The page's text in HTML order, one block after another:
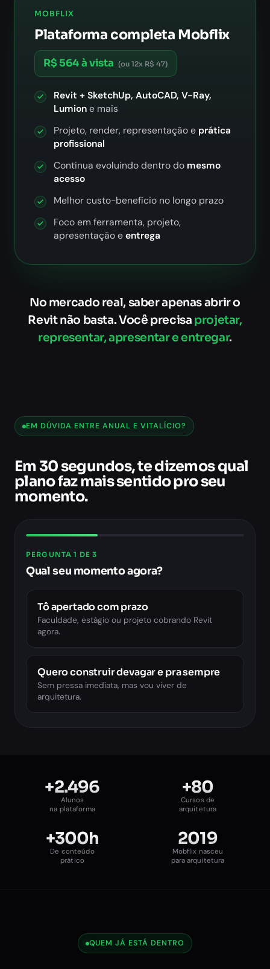
MOBFLIX
Plataforma completa Mobflix
R$ 564 à vista (ou 12x R$ 47)
Revit + SketchUp, AutoCAD, V-Ray,
Lumione mais
Projeto, render, representação e prática
profissional
Continua evoluindo dentro do mesmo
acesso
Melhor custo-benefício no longo prazo
Foco em ferramenta, projeto,
apresentação eentrega
No mercado real, saber apenas abrir o
Revit não basta. Você precisa projetar,
representar, apresentar e entregar.
EM DÚVIDA ENTRE ANUAL E VITALÍCIO?
Em 30 segundos, te dizemos qual
plano faz mais sentido pro seu
momento.
PERGUNTA 1 DE 3
Qual seu momento agora?
Tô apertado com prazo
Faculdade, estágio ou projeto cobrando Revit
agora.
Quero construir devagar e pra sempre
Sem pressa imediata, mas vou viver de
arquitetura.
+2.496
Alunos
na plataforma
+80
Cursos de
arquitetura
+300h
De conteúdo
prático
2019
Mobflix nasceu
para arquitetura
QUEM JÁ ESTÁ DENTRO